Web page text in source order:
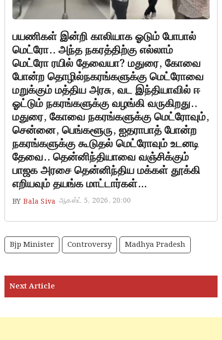
பயணிகள் இன்றி காலியாக ஓடும் போபால்
மெட்ரோ.. அந்த நகரத்திற்கு எல்லாம்
மெட்ரோ ரயில் தேவையா? மதுரை, கோவை
போன்ற தொழில்நகரங்களுக்கு மெட்ரோவை
மறுக்கும் மத்திய அரசு, வட இந்தியாவில் ஈ
ஓட்டும் நகரங்களுக்கு வழங்கி வருகிறது..
மதுரை, கோவை நகரங்களுக்கு மெட்ரோவும்,
சென்னை, பெங்களூரு, ஐதராபாத் போன்ற
நகரங்களுக்கு கூடுதல் மெட்ரோவும் உடனடி
தேவை.. தென்னிந்தியாவை வஞ்சிக்கும்
பாஜக அரசை தென்னிந்திய மக்கள் தூக்கி
எறியவும் தயங்க மாட்டார்கள்…
BY Bala Siva ஆகஸ்ட் 5, 2026, 20:00
Bjp Minister Controversy Madhya Pradesh